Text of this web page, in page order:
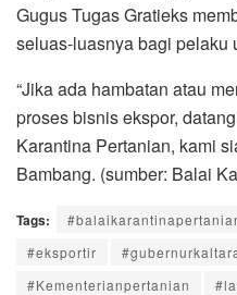
Gugus Tugas Gratieks
seluas-luasnya bagi pelaku
“Jika ada hambatan atau
proses bisnis ekspor,
Karantina Pertanian, kami
Bambang. (sumber: Balai
Tags:
#eksportir
#Kementerianpertanian